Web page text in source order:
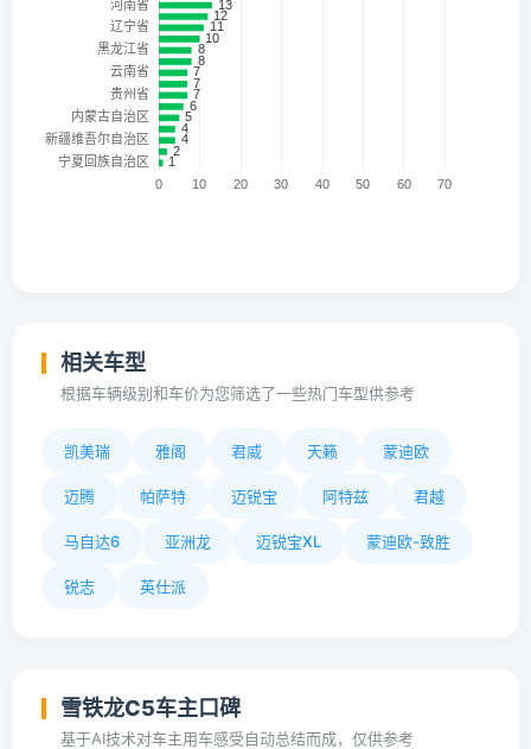
相关车型
根据车辆级别和车价为您筛选了一些热门车型供参考
凯美瑞 雅阁 君威 天籁 蒙迪欧
迈腾 帕萨特 迈锐宝 阿特兹 君越
马自达6 亚洲龙 迈锐宝XL 蒙迪欧-致胜
锐志 英仕派
雪铁龙C5车主口碑
基于AI技术对车主用车感受自动总结而成，仅供参考